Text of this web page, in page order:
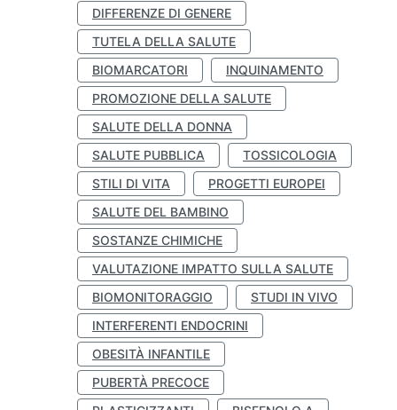
DIFFERENZE DI GENERE
TUTELA DELLA SALUTE
BIOMARCATORI
INQUINAMENTO
PROMOZIONE DELLA SALUTE
SALUTE DELLA DONNA
SALUTE PUBBLICA
TOSSICOLOGIA
STILI DI VITA
PROGETTI EUROPEI
SALUTE DEL BAMBINO
SOSTANZE CHIMICHE
VALUTAZIONE IMPATTO SULLA SALUTE
BIOMONITORAGGIO
STUDI IN VIVO
INTERFERENTI ENDOCRINI
OBESITÀ INFANTILE
PUBERTÀ PRECOCE